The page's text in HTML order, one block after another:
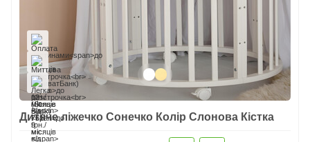
Дитяче ліжечко Сонечко Колір Слонова Кістка